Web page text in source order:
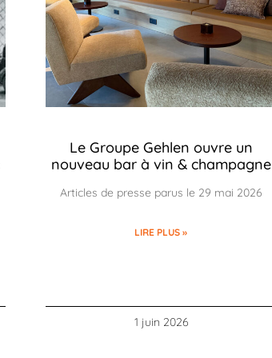
Le Groupe Gehlen ouvre un
nouveau bar à vin & champagne
Articles de presse parus le 29 mai 2026
LIRE PLUS »
1 juin 2026